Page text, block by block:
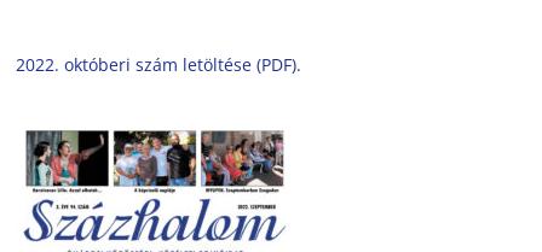
2022. októberi szám letöltése (PDF).